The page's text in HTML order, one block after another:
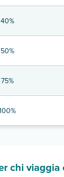
40%
50%
75%
chi viaggia